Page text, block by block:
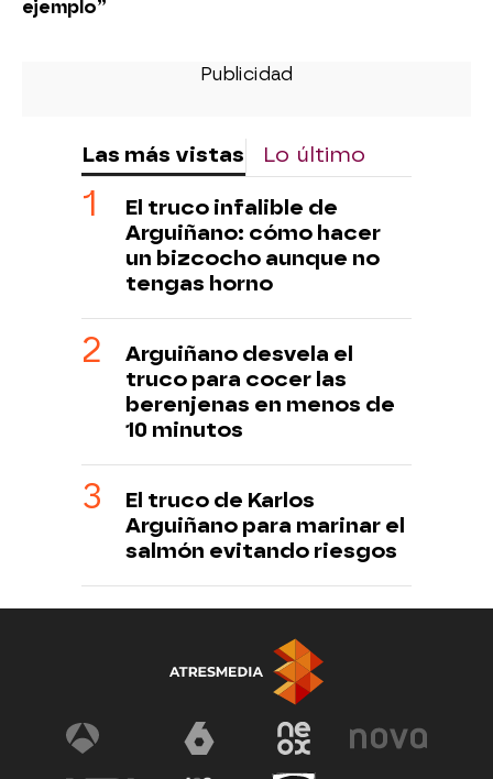
ejemplo”
Las más vistas Lo último
El truco infalible de
Arguiñano: cómo hacer
un bizcocho aunque no
tengas horno
Arguiñano desvela el
truco para cocer las
berenjenas en menos de
10 minutos
El truco de Karlos
Arguiñano para marinar el
salmón evitando riesgos